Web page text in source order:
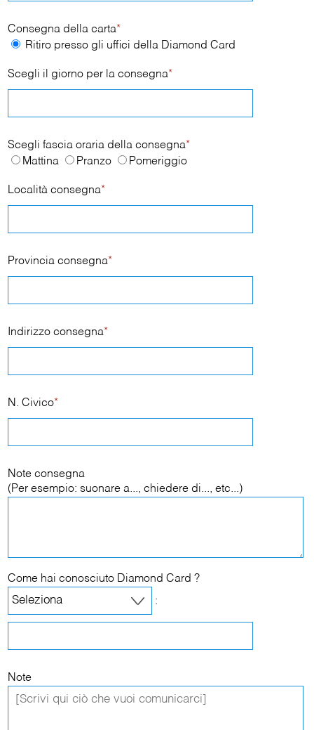
Consegna della carta*
Ritiro presso gli uffici della Diamond Card
Scegli il giorno per la consegna*
Scegli fascia oraria della consegna*
Mattina
Pranzo Pomeriggio
Località consegna*
Provincia consegna*
Indirizzo consegna*
N. Civico*
Note consegna
(Per esempio: suonare a..., chiedere di..., etc...)
Come hai conosciuto Diamond Card ?
:
Note